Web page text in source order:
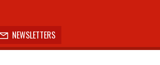
NEWSLETTERS